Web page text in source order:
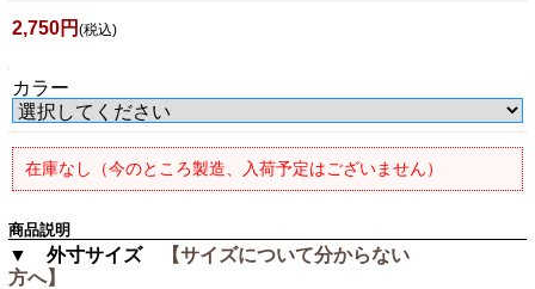
2,750円 (税込)
カラー
在庫なし（今のところ製造、入荷予定はございません）
商品説明
▼ 外寸サイズ
【サイズについて分からない
方へ】